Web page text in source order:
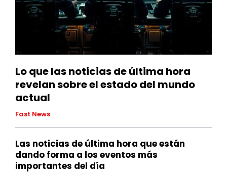
Lo que las noticias de última hora
revelan sobre el estado del mundo
actual
Fast News
Las noticias de última hora que están
dando forma a los eventos más
importantes del día